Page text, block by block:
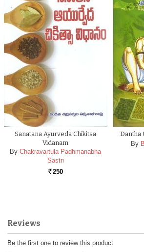
Sanatana Ayurveda Chikitsa
Vidanam
By Chakravartula Padhmanabha
Sastri
Rs. 250
Dantha
By
Reviews
Be the first one to review this product